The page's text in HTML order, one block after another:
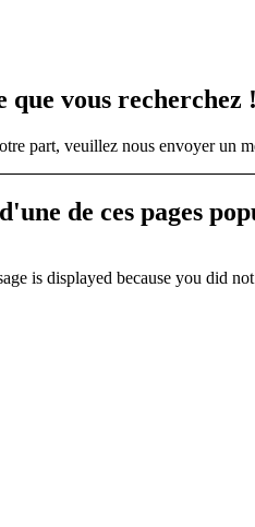
que vous recherchez !
part, veuillez nous envoyer un
de ces pages
is displayed because you did